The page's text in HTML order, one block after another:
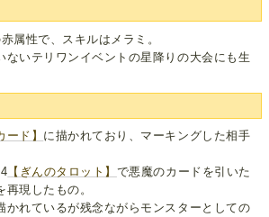
属性で、スキルはメラミ。
ないテリワンイベントの星降りの大会にも生
ード】 に描かれており、マーキングした相手
【ぎんのタロット】 で悪魔のカードを引いた
現したもの。
かれているが残念ながらモンスターとしての